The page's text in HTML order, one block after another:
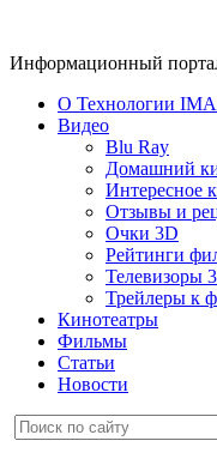
Информационный
О Технологии
Видео
Blu Ray
Домашний
Интересное
Отзывы и
Очки 3D
Рейтинги
Телевизоры
Трейлеры к
Кинотеатры
Фильмы
Статьи
Новости